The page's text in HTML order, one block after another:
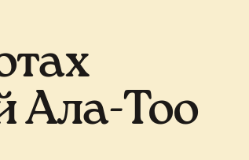
Ала-Тоо